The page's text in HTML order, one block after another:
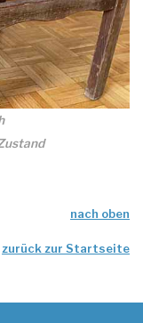
nach oben
zurück zur Startseite